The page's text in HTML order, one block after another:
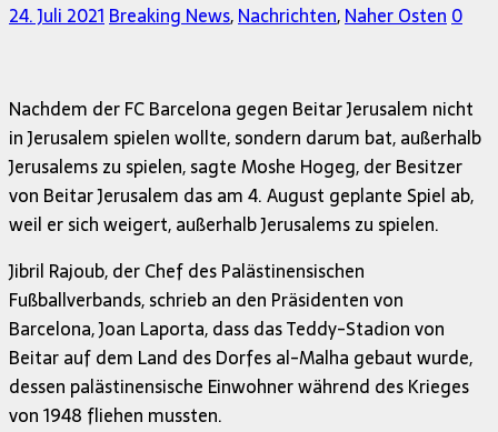
24. Juli 2021Breaking News,Nachrichten,Naher Osten0
Nachdem der FC Barcelona gegen Beitar Jerusalem nicht
in Jerusalem spielen wollte, sondern darum bat, außerhalb
Jerusalems zu spielen, sagte Moshe Hogeg, der Besitzer
von Beitar Jerusalem das am 4. August geplante Spiel ab,
weil er sich weigert, außerhalb Jerusalems zu spielen.
Jibril Rajoub, der Chef des Palästinensischen
Fußballverbands, schrieb an den Präsidenten von
Barcelona, ​​Joan Laporta, dass das Teddy-Stadion von
Beitar auf dem Land des Dorfes al-Malha gebaut wurde,
dessen palästinensische Einwohner während des Krieges
von 1948 fliehen mussten.